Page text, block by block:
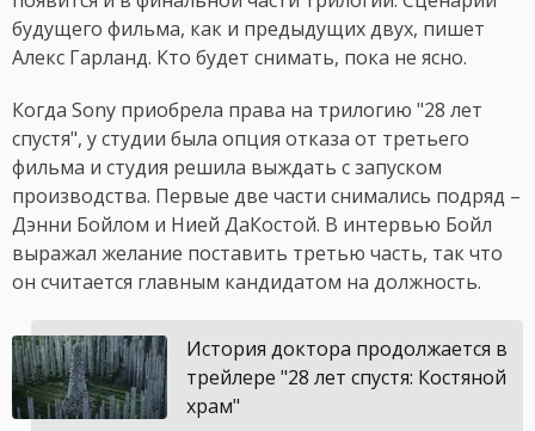
будущего фильма, как и предыдущих двух, пишет
Алекс Гарланд. Кто будет снимать, пока не ясно.
Когда Sony приобрела права на трилогию "28 лет
спустя", у студии была опция отказа от третьего
фильма и студия решила выждать с запуском
производства. Первые две части снимались подряд –
Дэнни Бойлом и Нией ДаКостой. В интервью Бойл
выражал желание поставить третью часть, так что
он считается главным кандидатом на должность.
История доктора продолжается в
трейлере "28 лет спустя: Костяной
храм"